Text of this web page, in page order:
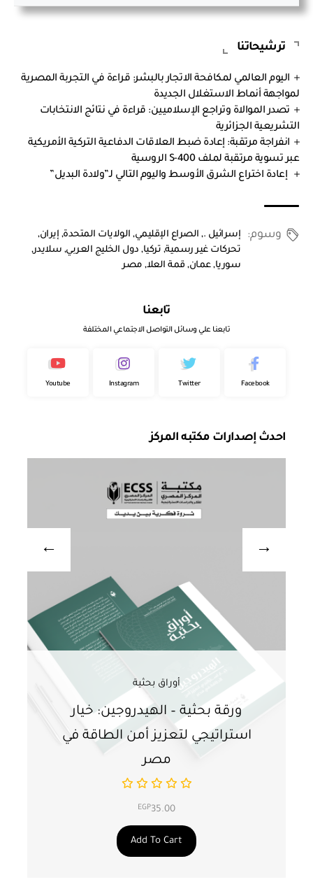
ترشيحاتنا
اليوم العالمي لمكافحة الاتجار بالبشر: قراءة في التجربة المصرية
لمواجهة أنماط الاستغلال الجديدة
تصدر الموالاة وتراجع الإسلاميين: قراءة في نتائج الانتخابات
التشريعية الجزائرية
انفراجة مرتقبة: إعادة ضبط العلاقات الدفاعية التركية الأمريكية
عبر تسوية مرتقبة لملف S-400 الروسية
إعادة اختراع الشرق الأوسط واليوم التالي لـ”ولادة البديل”
وسوم: إسرائيل ., الصراع الإقليمي, الولايات المتحدة,إيران,
تحركات غير رسمية,تركيا,دول الخليج العربي, سلايدر,
سوريا ,عمان,قمة العلا,مصر
تابعنا
تابعنا علي وسائل التواصل الاجتماعي المختلفة
Facebook
Twitter
Instagram
Youtube
احدث إصدارات مكتبه المركز
أوراق بحثية
ورقة بحثية – الهيدروجين: خيار
استراتيجي لتعزيز أمن الطاقة في
مصر
EGP35.00
Add To Cart